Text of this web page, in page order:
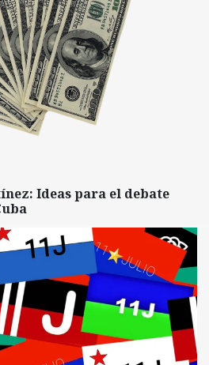
Ideas para el debate